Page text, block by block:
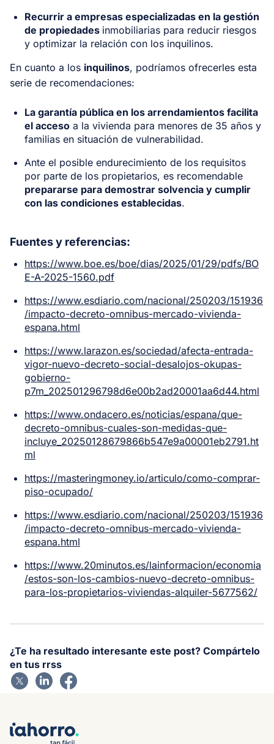
Recurrir a empresas especializadas en la gestión
de propiedades inmobiliarias para reducir riesgos
y optimizar la relación con los inquilinos.
En cuanto a los inquilinos, podríamos ofrecerles esta
serie de recomendaciones:
La garantía pública en los arrendamientos facilita
el acceso a la vivienda para menores de 35 años y
familias en situación de vulnerabilidad.
Ante el posible endurecimiento de los requisitos
por parte de los propietarios, es recomendable
prepararse para demostrar solvencia y cumplir
con las condiciones establecidas.
Fuentes y referencias:
https://www.boe.es/boe/dias/2025/01/29/pdfs/BO
E-A-2025-1560.pdf
https://www.esdiario.com/nacional/250203/151936
/impacto-decreto-omnibus-mercado-vivienda-
espana.html
https://www.larazon.es/sociedad/afecta-entrada-
vigor-nuevo-decreto-social-desalojos-okupas-
gobierno-
p7m_202501296798d6e00b2ad20001aa6d44.html
https://www.ondacero.es/noticias/espana/que-
decreto-omnibus-cuales-son-medidas-que-
incluye_20250128679866b547e9a00001eb2791.ht
ml
https://masteringmoney.io/articulo/como-comprar-
piso-ocupado/
https://www.esdiario.com/nacional/250203/151936
/impacto-decreto-omnibus-mercado-vivienda-
espana.html
https://www.20minutos.es/lainformacion/economia
/estos-son-los-cambios-nuevo-decreto-omnibus-
para-los-propietarios-viviendas-alquiler-5677562/
¿Te ha resultado interesante este post? Compártelo
en tus rrss